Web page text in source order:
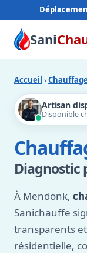
Sani
Accueil ›Chauffage
Artisan
Disponible
Diagnostic
À Mendonk,
Sanichauffe
transparents
résidentielle,